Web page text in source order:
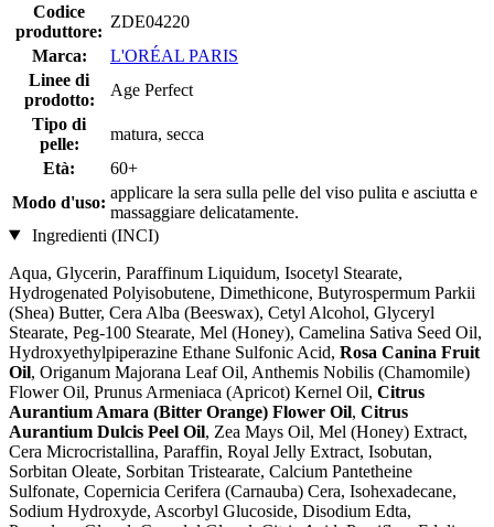
Codice
produttore:
ZDE04220
Marca:
L'ORÉAL PARIS
Linee di
prodotto:
Age Perfect
Tipo di
pelle:
matura, secca
Età:
60+
Modo d'uso:
applicare la sera sulla pelle del viso pulita e asciutta e
massaggiare delicatamente.
Ingredienti (INCI)
Aqua, Glycerin, Paraffinum Liquidum, Isocetyl Stearate,
Hydrogenated Polyisobutene, Dimethicone, Butyrospermum Parkii
(Shea) Butter, Cera Alba (Beeswax), Cetyl Alcohol, Glyceryl
Stearate, Peg-100 Stearate, Mel (Honey), Camelina Sativa Seed Oil,
Hydroxyethylpiperazine Ethane Sulfonic Acid, Rosa Canina Fruit
Oil, Origanum Majorana Leaf Oil, Anthemis Nobilis (Chamomile)
Flower Oil, Prunus Armeniaca (Apricot) Kernel Oil, Citrus
Aurantium Amara (Bitter Orange) Flower Oil, Citrus
Aurantium Dulcis Peel Oil, Zea Mays Oil, Mel (Honey) Extract,
Cera Microcristallina, Paraffin, Royal Jelly Extract, Isobutan,
Sorbitan Oleate, Sorbitan Tristearate, Calcium Pantetheine
Sulfonate, Copernicia Cerifera (Carnauba) Cera, Isohexadecane,
Sodium Hydroxyde, Ascorbyl Glucoside, Disodium Edta,